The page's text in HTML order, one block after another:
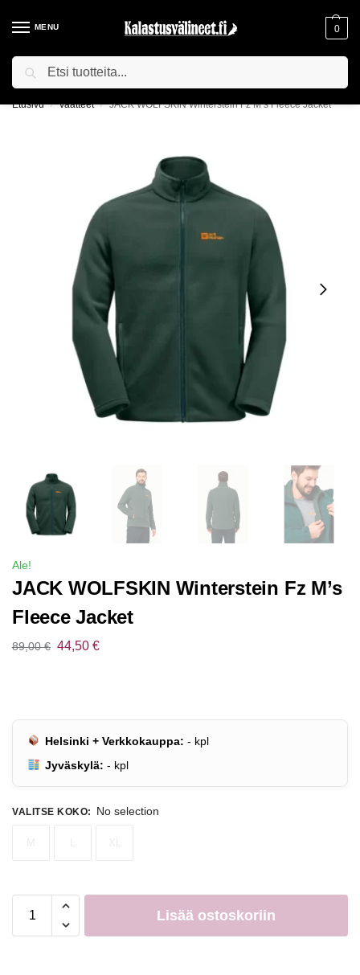
MENU 0
ILMAINEN TOIMITUS YLI 75€ TILAUKSILLE!
Etusivu / Vaatteet / JACK WOLFSKIN Winterstein Fz M’s Fleece Jacket
Ale!
JACK WOLFSKIN Winterstein Fz M’s
Fleece Jacket
89,00€ 44,50 €
Helsinki + Verkkokauppa: - kpl
Jyväskylä: - kpl
VALITSE KOKO: No selection
Lisää ostoskoriin